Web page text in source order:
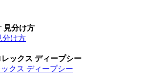
見分け方
分け方
ックス ディープシー
クス ディープシー